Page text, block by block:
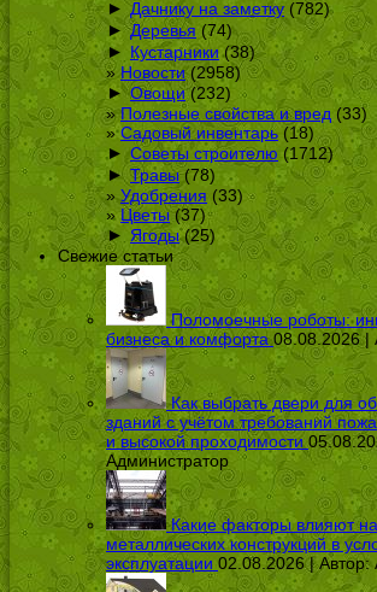
► Дачнику на заметку (782)
► Деревья (74)
► Кустарники(38)
Новости(2958)
► Овощи(232)
Полезные свойства и вред(33)
Садовый инвентарь (18)
► Советы строителю (1712)
► Травы(78)
Удобрения (33)
Цветы(37)
► Ягоды(25)
Свежие статьи
Поломоечные роботы:
бизнеса и комфорта 08.08.2026 |
Как выбрать двери для
зданий с учётом требований
и высокой проходимости
Администратор
Какие факторы влияют
металлических конструкций в
эксплуатации 02.08.2026 | Автор: